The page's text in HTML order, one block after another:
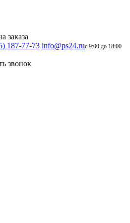
заказа
187-77-73 info@ps24.ruс 9:00 до 18:00
звонок